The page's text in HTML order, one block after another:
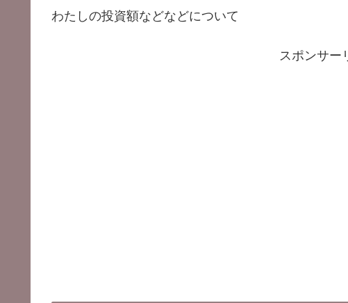
わたしの投資額などなどについて
スポンサー